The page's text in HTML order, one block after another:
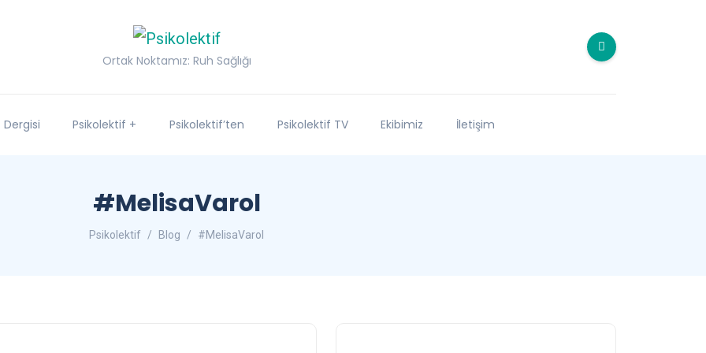
Ortak Noktamız: Ruh Sağlığı
Psikolektif + Psikolektif’ten Psikolektif TV Ekibimiz İletişim
#MelisaVarol
Psikolektif Blog #MelisaVarol